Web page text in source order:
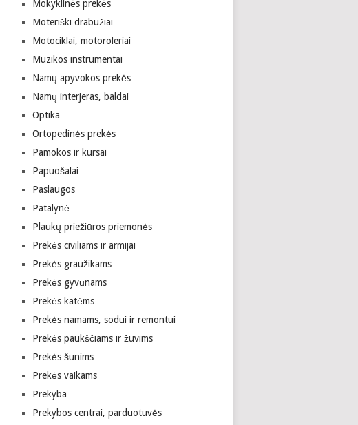
Mokyklinės prekės
Moteriški drabužiai
Motociklai, motoroleriai
Muzikos instrumentai
Namų apyvokos prekės
Namų interjeras, baldai
Optika
Ortopedinės prekės
Pamokos ir kursai
Papuošalai
Paslaugos
Patalynė
Plaukų priežiūros priemonės
Prekės civiliams ir armijai
Prekės graužikams
Prekės gyvūnams
Prekės katėms
Prekės namams, sodui ir remontui
Prekės paukščiams ir žuvims
Prekės šunims
Prekės vaikams
Prekyba
Prekybos centrai, parduotuvės